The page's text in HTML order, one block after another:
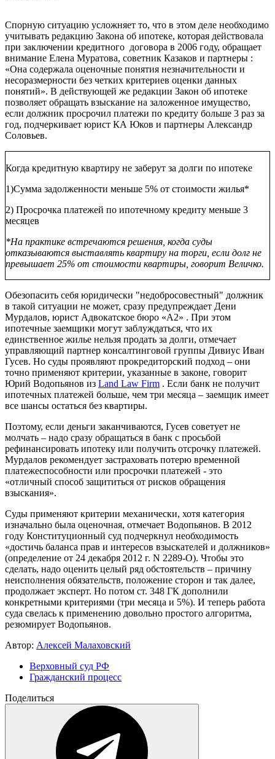
Спорную ситуацию усложняет то, что в этом деле необходимо
учитывать редакцию Закона об ипотеке, которая действовала
при заключении кредитного договора в 2006 году, обращает
внимание Елена Муратова, советник Казаков и партнеры :
«Она содержала оценочные понятия незначительности и
несоразмерности без четких критериев оценки данных
понятий». В действующей же редакции Закон об ипотеке
позволяет обращать взыскание на заложенное имущество,
если должник просрочил платежи по кредиту больше 3 раз за
год, подчеркивает юрист КА Юков и партнеры Александр
Соловьев.
Когда кредитную квартиру не заберут за долги по ипотеке
1)Сумма задолженности меньше 5% от стоимости жилья*
2) Просрочка платежей по ипотечному кредиту меньше 3
месяцев
*На практике встречаются решения, когда суды
отказываются выставлять квартиру на торги, если долг не
превышает 25% от стоимости квартиры, говорит Величко.
Обезопасить себя юридически "недобросовестный" должник
в такой ситуации не может, сразу предупреждает Дени
Мурдалов, юрист Адвокатское бюро «А2» . При этом
ипотечные заемщики могут заблуждаться, что их
единственное жилье нельзя продать за долги, отмечает
управляющий партнер консалтинговой группы Дивиус Иван
Гусев. Но суды проявляют прокредиторский подход – они
точно применяют критерии, указанные в законе, говорит
Юрий Водопьянов из Land Law Firm . Если банк не получит
ипотечных платежей больше, чем три месяца – заемщик имеет
все шансы остаться без квартиры.
Поэтому, если деньги заканчиваются, Гусев советует не
молчать – надо сразу обращаться в банк с просьбой
рефинансировать ипотеку или получить отсрочку платежей.
Мурдалов рекомендует застраховать потерю временной
платежеспособности или просрочки платежей - это
«отличный способ защититься от рисков обращения
взыскания».
Суды применяют критерии механически, хотя категория
изначально была оценочная, отмечает Водопьянов. В 2012
году Конституционный суд подчеркнул необходимость
«достичь баланса прав и интересов взыскателей и должников»
(определение от 24 декабря 2012 г. N 2289-О). Чтобы это
сделать, надо оценить целый ряд обстоятельств – причину
неисполнения обязательств, положение сторон и так далее,
продолжает эксперт. Но потом ст. 348 ГК дополнили
конкретными критериями (три месяца и 5%). И теперь работа
суда свелась к применению довольно простого алгоритма,
резюмирует Водопьянов.
Автор: Алексей Малаховский
Верховный суд РФ
Гражданский процесс
Поделиться